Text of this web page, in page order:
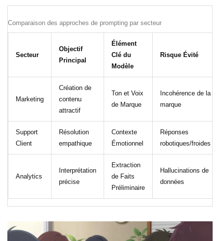
Comparaison des approches de prompting par secteur
Secteur
Objectif
Principal
Élément
Clé du
Modèle
Risque Évité
Marketing
Création de
contenu
attractif
Ton et Voix
de Marque
Incohérence de la
marque
Support
Client
Résolution
empathique
Contexte
Émotionnel
Réponses
robotiques/froides
Analytics
Interprétation
précise
Extraction
de Faits
Préliminaire
Hallucinations de
données